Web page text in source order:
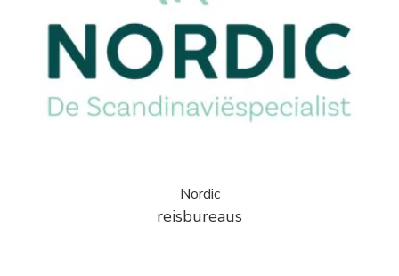
Nordic
reisbureaus